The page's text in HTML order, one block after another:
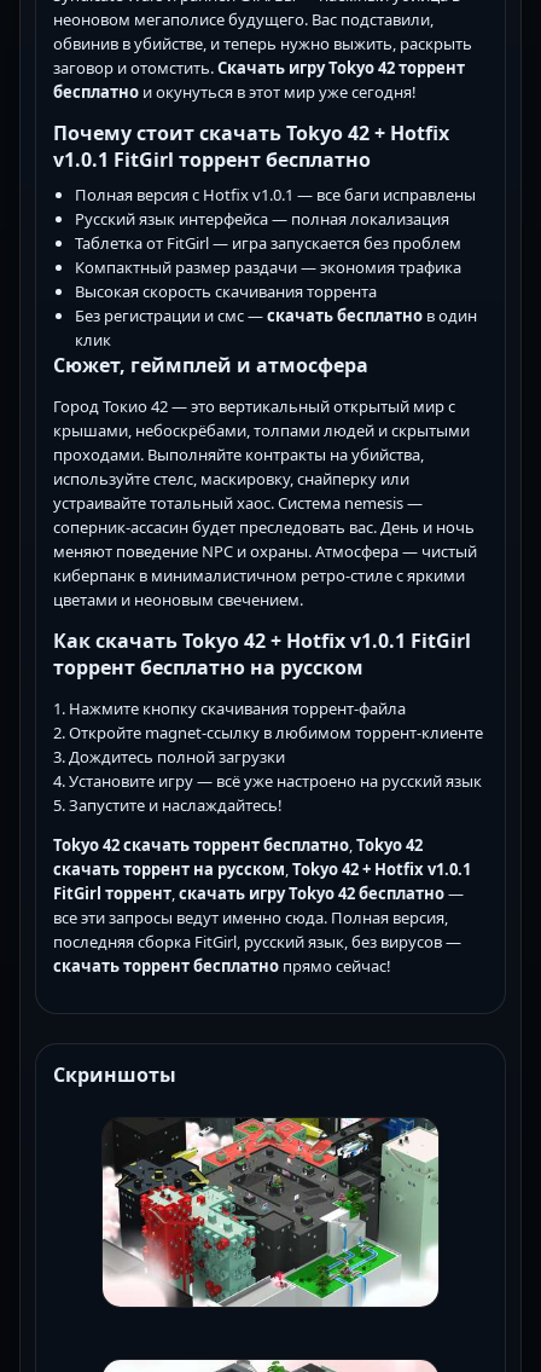
неоновом мегаполисе будущего. Вас подставили,
обвинив в убийстве, и теперь нужно выжить, раскрыть
заговор и отомстить.Скачать игру Tokyo 42 торрент
бесплатно и окунуться в этот мир уже сегодня!
Почему стоит скачать Tokyo 42 + Hotfix
v1.0.1 FitGirl торрент бесплатно
Полная версия с Hotfix v1.0.1 — все баги исправлены
Русский язык интерфейса — полная локализация
Таблетка от FitGirl — игра запускается без проблем
Компактный размер раздачи — экономия трафика
Высокая скорость скачивания торрента
Без регистрации и смс —скачать бесплатно в один
клик
Сюжет, геймплей и атмосфера
Город Токио 42 — это вертикальный открытый мир с
крышами, небоскрёбами, толпами людей и скрытыми
проходами. Выполняйте контракты на убийства,
используйте стелс, маскировку, снайперку или
устраивайте тотальный хаос. Система nemesis —
соперник-ассасин будет преследовать вас. День и ночь
меняют поведение NPC и охраны. Атмосфера — чистый
киберпанк в минималистичном ретро-стиле с яркими
цветами и неоновым свечением.
Как скачать Tokyo 42 + Hotfix v1.0.1 FitGirl
торрент бесплатно на русском
1. Нажмите кнопку скачивания торрент-файла
2. Откройте magnet-ссылку в любимом торрент-клиенте
3. Дождитесь полной загрузки
4. Установите игру — всё уже настроено на русский язык
5. Запустите и наслаждайтесь!
Tokyo 42 скачать торрент бесплатно,Tokyo 42
скачать торрент на русском,Tokyo 42 + Hotfix v1.0.1
FitGirl торрент,скачать игру Tokyo 42 бесплатно—
все эти запросы ведут именно сюда. Полная версия,
последняя сборка FitGirl, русский язык, без вирусов —
скачать торрент бесплатно прямо сейчас!
Скриншоты